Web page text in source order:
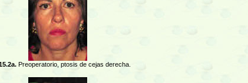
Preoperatorio, ptosis de cejas derecha.